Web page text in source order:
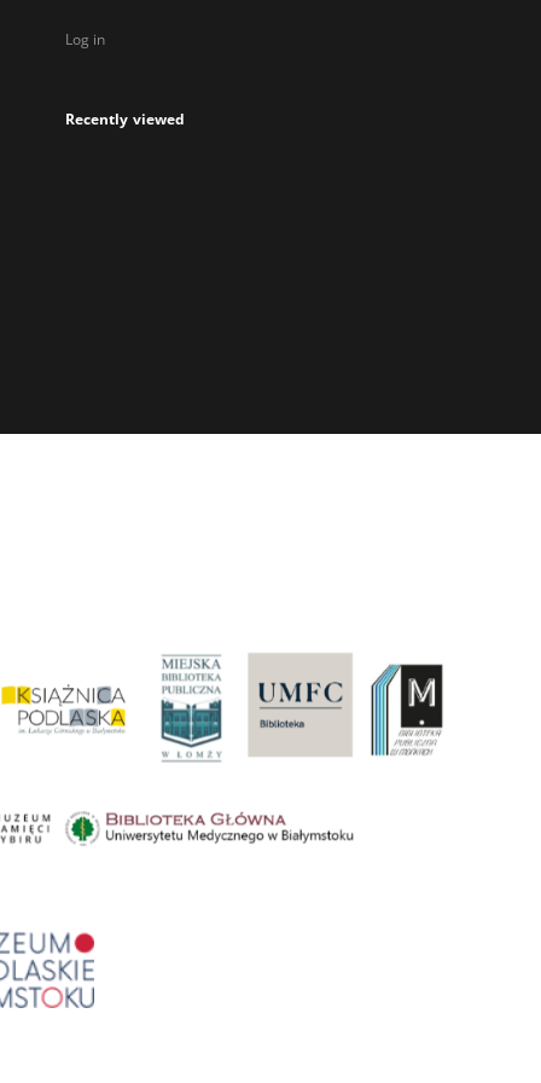
Log in
Recently viewed